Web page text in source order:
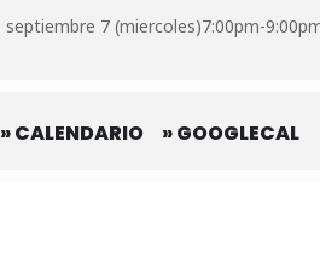
septiembre 7 (miercoles)7:00pm-
» CALENDARIO » GOOGLECAL